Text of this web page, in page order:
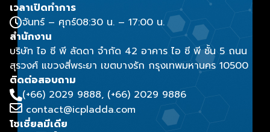
เวลาเปิดทำการ
จันทร์ – ศุกร์08:30 น. – 17:00 น.
สำนักงาน
บริษัท ไอ ซี พี ลัดดา จำกัด 42 อาคาร ไอ ซี พี ชั้น 5 ถนน
สุรวงศ์ แขวงสี่พระยา เขตบางรัก กรุงเทพมหานคร 10500
ติดต่อสอบถาม
(+66) 2029 9888, (+66) 2029 9886
contact@icpladda.com
โซเชี่ยลมีเดีย